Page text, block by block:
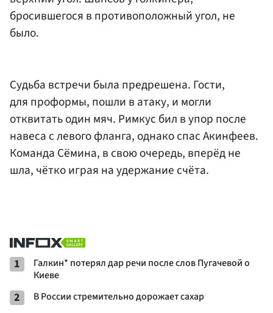
бросившегося в противоположный угол, не
было.
Судьба встречи была предрешена. Гости,
для проформы, пошли в атаку, и могли
отквитать один мяч. Римкус бил в упор после
навеса с левого фланга, однако спас Акинфеев.
Команда Сёмина, в свою очередь, вперёд не
шла, чётко играя на удержание счёта.
1
Галкин* потерял дар речи после слов Пугачевой о
Киеве
2 В России стремительно дорожает сахар